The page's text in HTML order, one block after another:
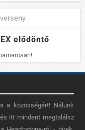
elődöntő
a közösségért! Nálunk
itt mindent megtalálsz